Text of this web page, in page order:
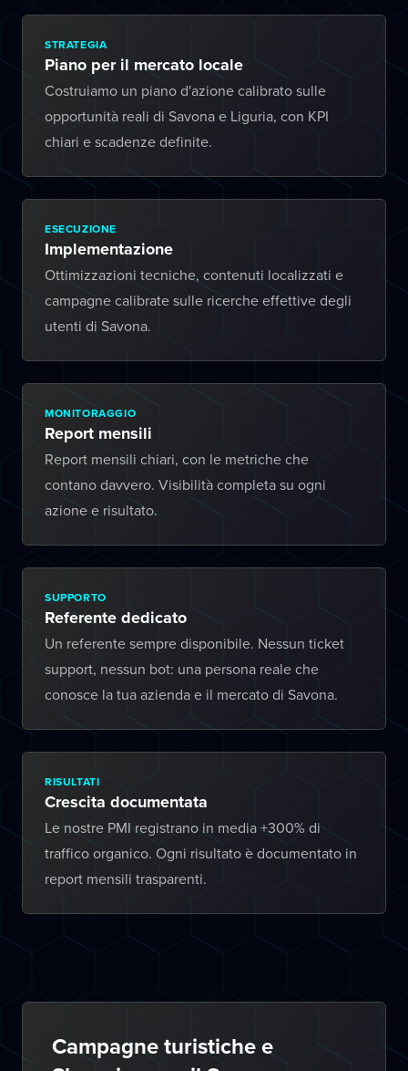
STRATEGIA
Piano per il mercato locale
Costruiamo un piano d'azione calibrato sulle
opportunità reali di Savona e Liguria, con KPI
chiari e scadenze definite.
ESECUZIONE
Implementazione
Ottimizzazioni tecniche, contenuti localizzati e
campagne calibrate sulle ricerche effettive degli
utenti di Savona.
MONITORAGGIO
Report mensili
Report mensili chiari, con le metriche che
contano davvero. Visibilità completa su ogni
azione e risultato.
SUPPORTO
Referente dedicato
Un referente sempre disponibile. Nessun ticket
support, nessun bot: una persona reale che
conosce la tua azienda e il mercato di Savona.
RISULTATI
Crescita documentata
Le nostre PMI registrano in media +300% di
traffico organico. Ogni risultato è documentato in
report mensili trasparenti.
Campagne turistiche e